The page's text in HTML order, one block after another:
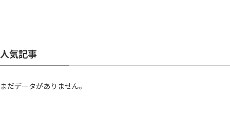
人気記事
まだデータがありません。